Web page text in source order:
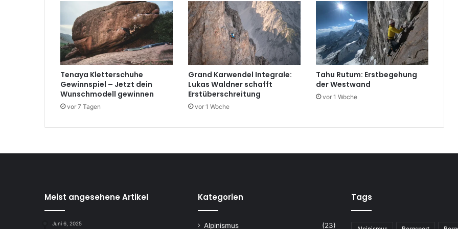
Tenaya Kletterschuhe
Gewinnspiel – Jetzt dein
Wunschmodell gewinnen
vor 7 Tagen
Grand Karwendel Integrale:
Lukas Waldner schafft
Erstüberschreitung
vor 1 Woche
Tahu Rutum: Erstbegehung
der Westwand
vor 1 Woche
Meist angesehene Artikel
Juni 6, 2025
Kategorien
Alpinismus (23)
Tags